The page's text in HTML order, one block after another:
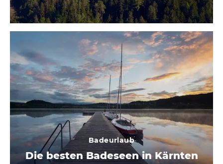
Badeurlaub
Die besten Badeseen in Kärnten